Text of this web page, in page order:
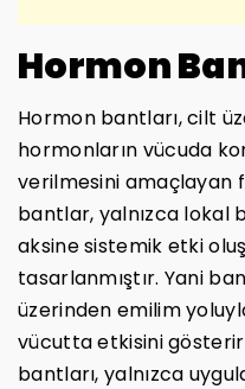
Hormon
Hormon bantları, cilt
hormonların vücuda
verilmesini amaçlayan
bantlar, yalnızca lokal
aksine sistemik etki
tasarlanmıştır. Yani
üzerinden emilim
vücutta etkisini
bantları, yalnızca